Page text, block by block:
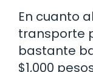
En cuanto
transporte
bastante
$1,000